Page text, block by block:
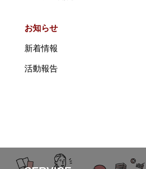
お知らせ
新着情報
活動報告